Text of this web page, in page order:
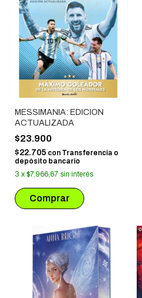
MESSIMANIA: EDICION
ACTUALIZADA
$23.900
$22.705 con Transferencia o
depósito bancario
3 x $7.966,67 sin interés